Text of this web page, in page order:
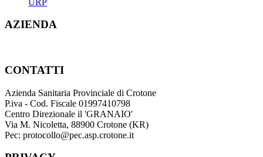
AZIENDA
CONTATTI
Azienda Sanitaria Provinciale di Crotone
P.iva - Cod. Fiscale 01997410798
Centro Direzionale il 'GRANAIO'
Via M. Nicoletta, 88900 Crotone (KR)
Pec: protocollo@pec.asp.crotone.it